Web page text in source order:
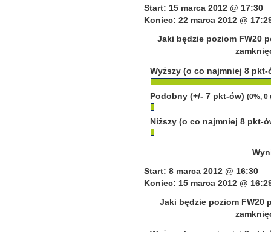
Start: 15 marca 2012 @ 17:30
Koniec: 22 marca 2012 @
Jaki będzie poziom FW20
Wyższy (o co najmniej 8
Podobny (+/- 7 pkt-ów) (0%, 0
Niższy (o co najmniej 8 pkt-
Start: 8 marca 2012 @ 16:30
Koniec: 15 marca 2012 @
Jaki będzie poziom FW20